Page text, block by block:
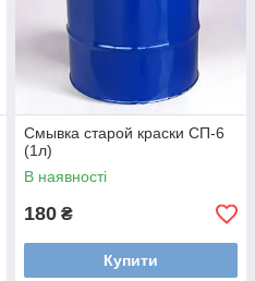
Смывка старой краски СП-6
(1л)
В наявності
180 ₴
Купити